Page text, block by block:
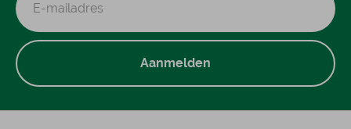
Aanmelden